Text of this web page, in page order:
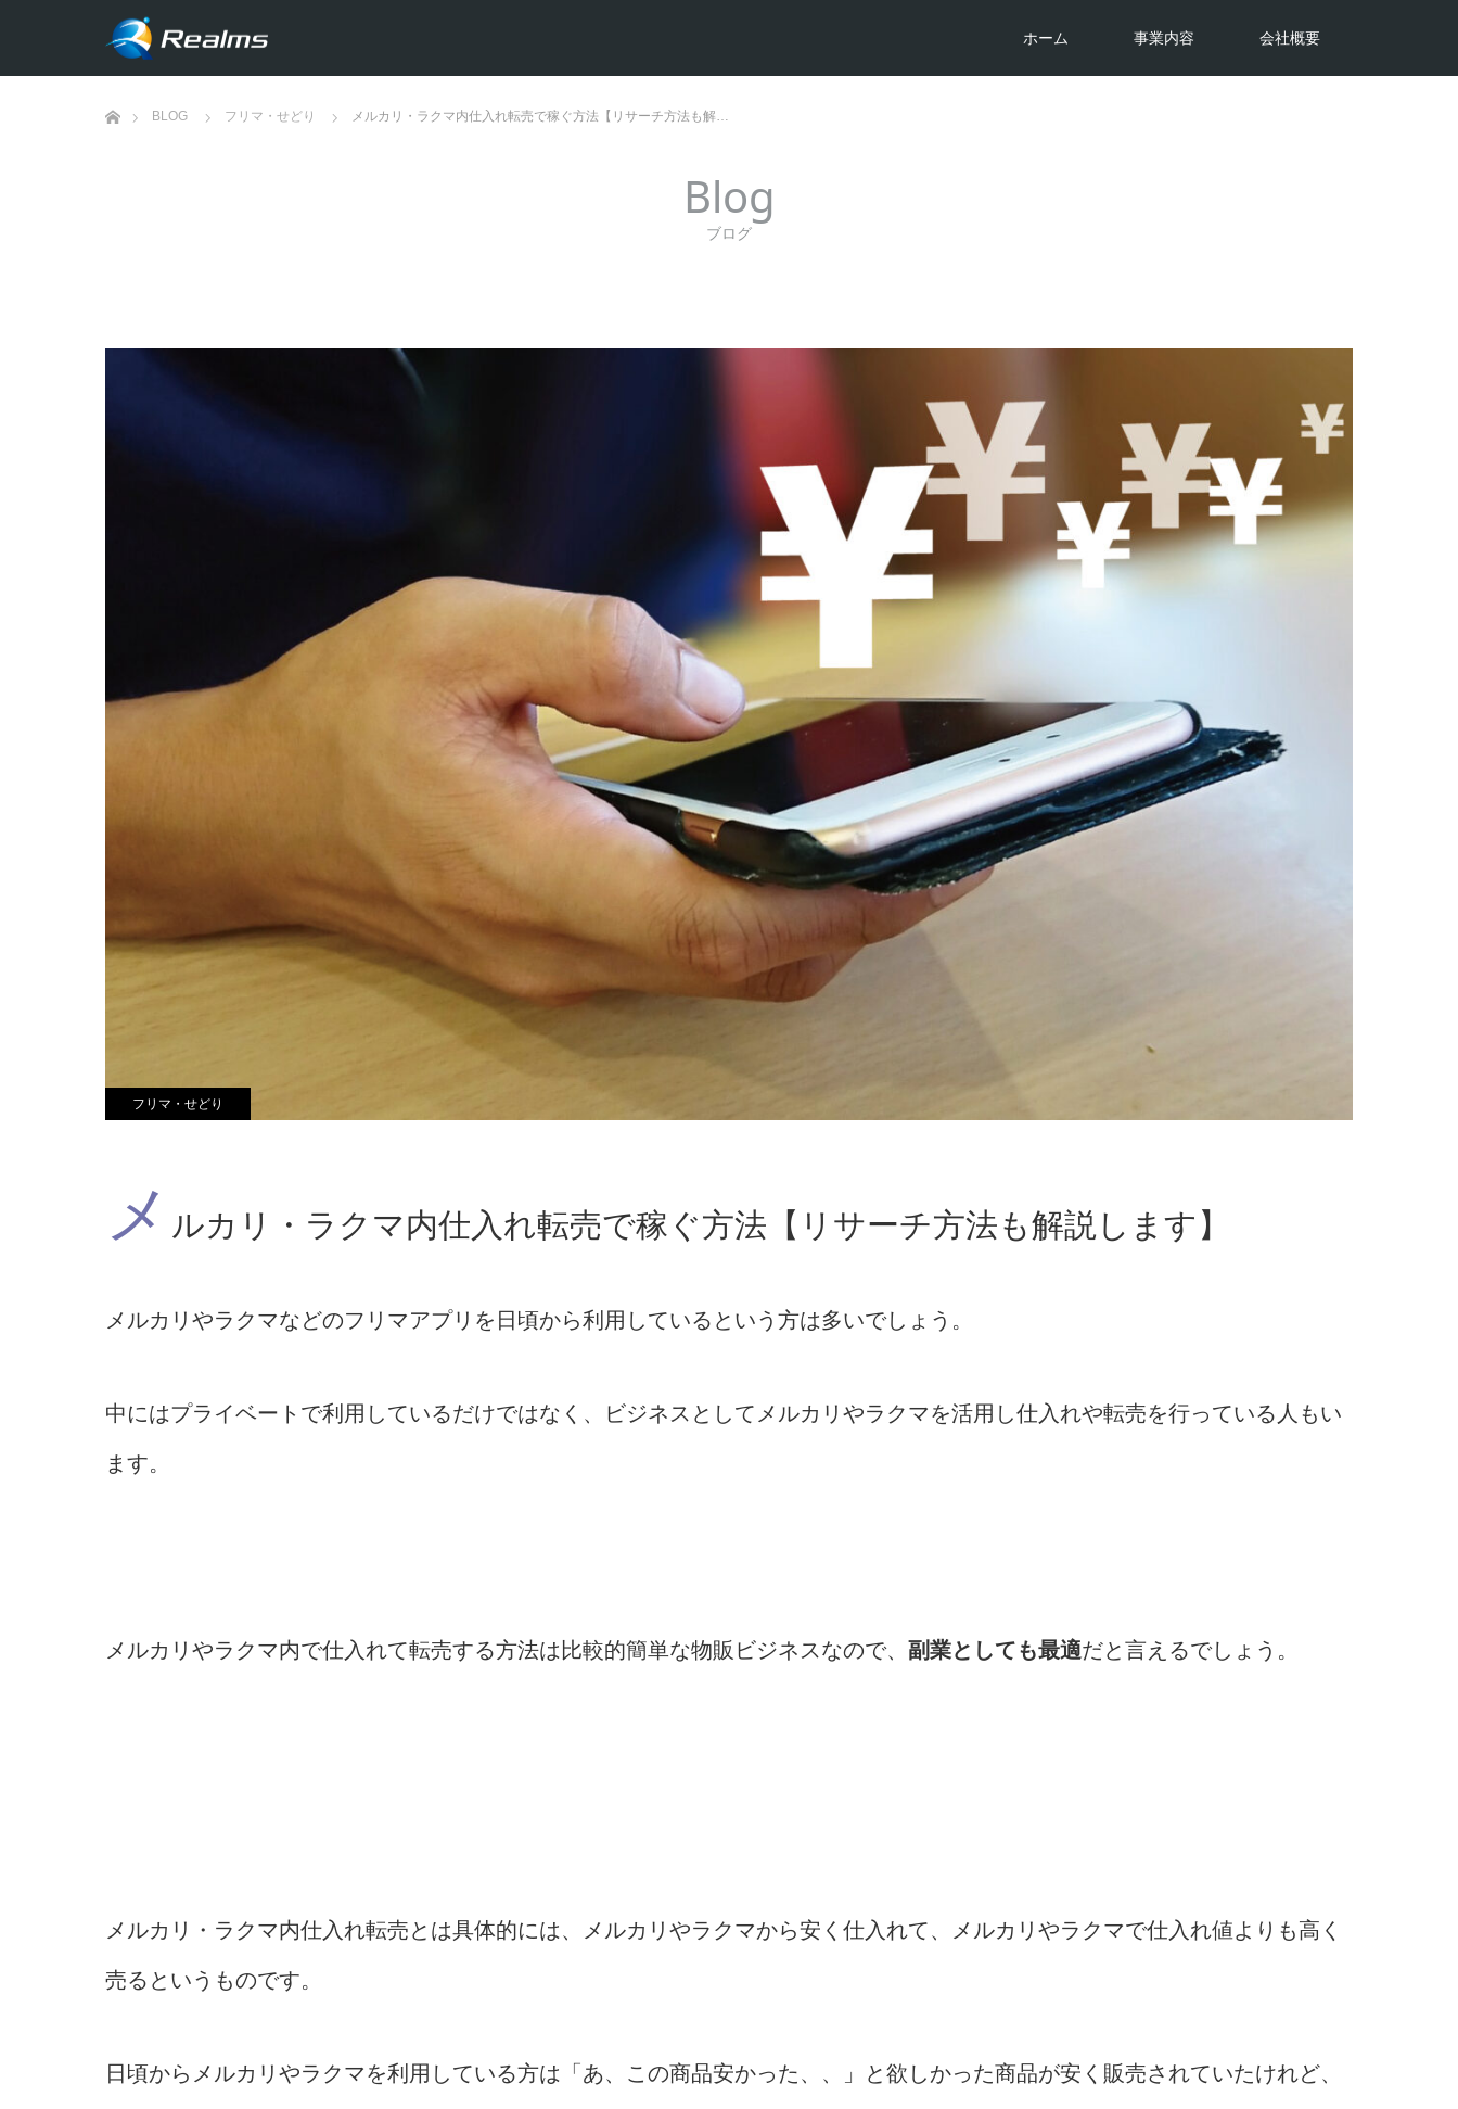
ホーム 事業内容 会社概要
BLOG フリマ・せどり メルカリ・ラクマ内仕入れ転売で稼ぐ方法【リサーチ方法も解…
Blog
ブログ
フリマ・せどり
メ ルカリ・ラクマ内仕入れ転売で稼ぐ方法【リサーチ方法も解説します】
メルカリやラクマなどのフリマアプリを日頃から利用しているという方は多いでしょう。
中にはプライベートで利用しているだけではなく、ビジネスとしてメルカリやラクマを活用し仕入れや転売を行っている人もい
ます。
メルカリやラクマ内で仕入れて転売する方法は比較的簡単な物販ビジネスなので、 副業としても最適だと言えるでしょう。
メルカリ・ラクマ内仕入れ転売とは具体的には、メルカリやラクマから安く仕入れて、メルカリやラクマで仕入れ値よりも高く
売るというものです。
日頃からメルカリやラクマを利用している方は「あ、この商品安かった、、」と欲しかった商品が安く販売されていたけれど、